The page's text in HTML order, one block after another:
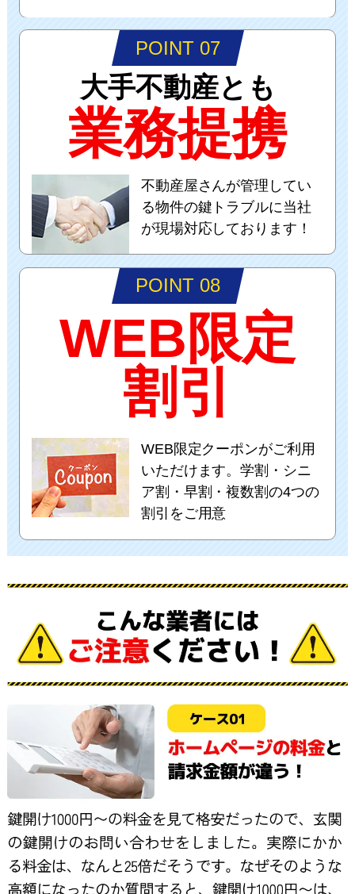
POINT 07
大手不動産とも
業務提携
不動産屋さんが管理してい
る物件の鍵トラブルに当社
が現場対応しております！
POINT 08
WEB限定
割引
WEB限定クーポンがご利用
いただけます。学割・シニ
ア割・早割・複数割の4つの
割引をご用意